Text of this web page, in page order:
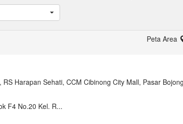
Peta Area
Harapan Sehati, CCM Cibinong City Mall, Pasar
F4 No.20 Kel. R...